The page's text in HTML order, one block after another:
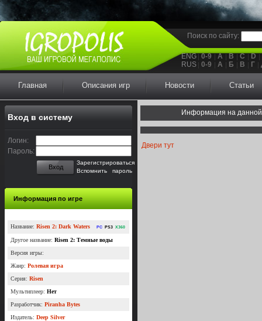
Поиск по сайту:
ENG 0-9 A B C
D
RUS 0-9 А Б В Г
Главная Описания игр Новости Статьи
Вход в систему
Логин:
Пароль:
Вход
Зарегистрироваться
Вспомнить пароль
Информация по игре
Название: Risen 2: Dark Waters PC PS3 X360
Другое название: Risen 2: Темные воды
Версия игры:
Жанр: Ролевая игра
Серия: Risen
Мультиплеер: Нет
Разработчик: Piranha Bytes
Издатель: Deep Silver
Информация на
Двери тут